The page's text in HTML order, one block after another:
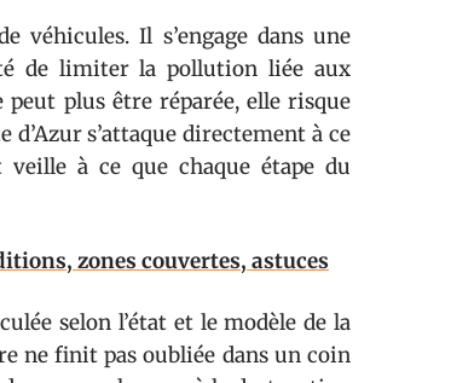
véhicules. Il s’engage dans une
de limiter la pollution liée aux
plus être réparée, elle risque
s’attaque directement à ce
veille à ce que chaque étape du
zones couvertes, astuces
selon l’état et le modèle de la
ne finit pas oubliée dans un coin